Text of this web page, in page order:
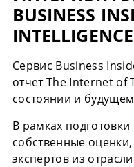
BUSINESS
INTELLIGENCE
Сервис Business
отчет The Internet of
состоянии и
В рамках
собственные
экспертов из